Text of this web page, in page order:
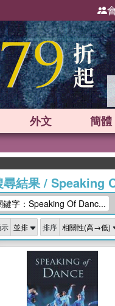
外文 簡體
尋結果/ Speaking
鍵字：Speaking Of Danc...
排序